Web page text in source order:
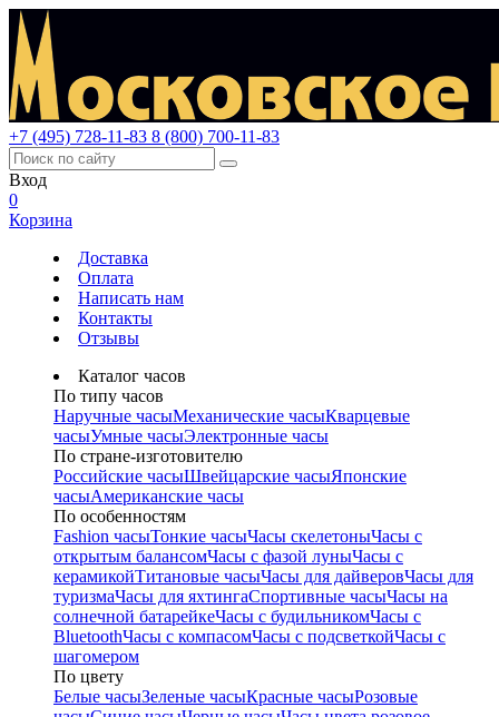
+7 (495) 728-11-83 8 (800) 700-11-83
Вход
0
Корзина
Доставка
Оплата
Написать нам
Контакты
Отзывы
Каталог часов
По типу часов
Наручные часыМеханические часыКварцевые
часыУмные часыЭлектронные часы
По стране-изготовителю
Российские часыШвейцарские часыЯпонские
часыАмериканские часы
По особенностям
Fashion часыТонкие часыЧасы скелетоныЧасы с
открытым балансомЧасы с фазой луныЧасы с
керамикойТитановые часыЧасы для дайверовЧасы для
туризмаЧасы для яхтингаСпортивные часыЧасы на
солнечной батарейкеЧасы с будильникомЧасы с
BluetoothЧасы с компасомЧасы с подсветкойЧасы с
шагомером
По цвету
Белые часыЗеленые часыКрасные часыРозовые